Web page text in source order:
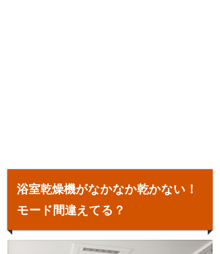
浴室乾燥機がなかなか乾かない！
モード間違えてる？